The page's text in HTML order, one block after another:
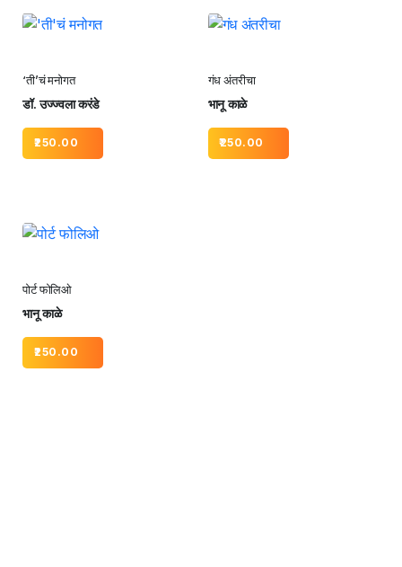
‘ती’चं मनोगत
डॉ. उज्ज्वला करंडे
250.00
गंध अंतरीचा
भानू काळे
250.00
पोर्ट फोलिओ
भानू काळे
250.00